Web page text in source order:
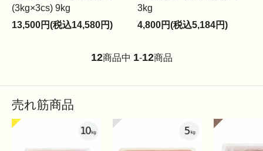
(3kg×3cs) 9kg
13,500円(税込14,580円)
3kg
4,800円(税込5,184円)
12商品中 1-12商品
売れ筋商品